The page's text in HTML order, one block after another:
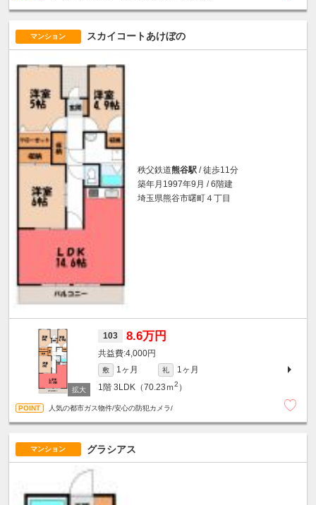
マンション スカイコートあけぼの
秩父鉄道熊谷駅 / 徒歩11分
築年月1997年9月 / 6階建
埼玉県熊谷市曙町４丁目
103 8.6万円
4,000円
敷 1ヶ月 礼
1ヶ月
1階 3LDK（70.23ｍ2 ）
人気の都市ガス物件/安心の防犯カメラ/
マンション グラシアス